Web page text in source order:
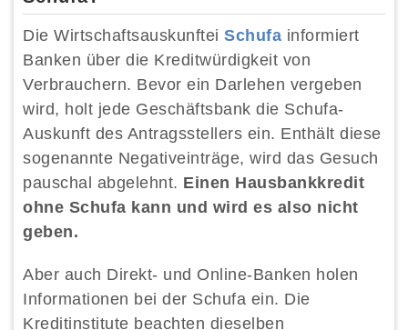
Die Wirtschaftsauskunftei Schufa informiert
Banken über die Kreditwürdigkeit von
Verbrauchern. Bevor ein Darlehen vergeben
wird, holt jede Geschäftsbank die Schufa-
Auskunft des Antragsstellers ein. Enthält diese
sogenannte Negativeinträge, wird das Gesuch
pauschal abgelehnt. Einen Hausbankkredit
ohne Schufa kann und wird es also nicht
geben.
Aber auch Direkt- und Online-Banken holen
Informationen bei der Schufa ein. Die
Kreditinstitute beachten dieselben